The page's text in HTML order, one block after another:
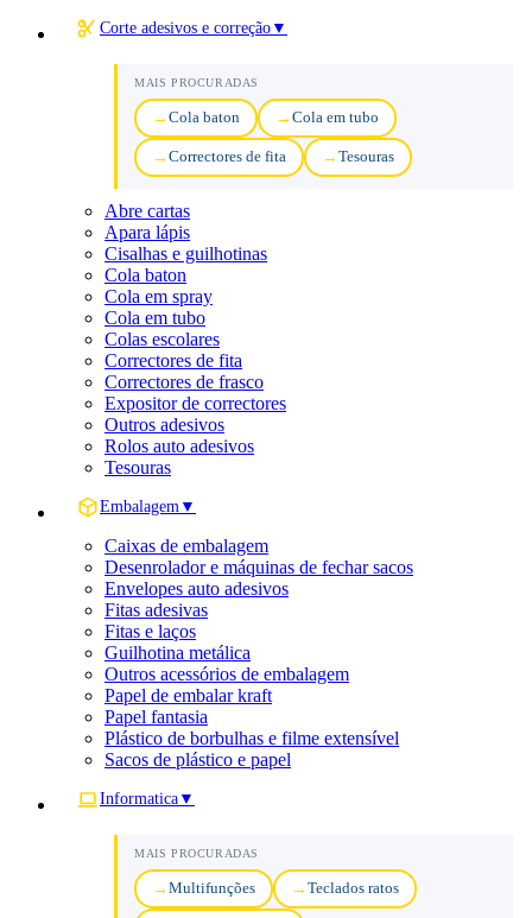
Corte adesivos e correção ▼
MAIS PROCURADAS
Cola baton Cola em tubo
Correctores de fita Tesouras
Abre cartas
Apara lápis
Cisalhas e guilhotinas
Cola baton
Cola em spray
Cola em tubo
Colas escolares
Correctores de fita
Correctores de frasco
Expositor de correctores
Outros adesivos
Rolos auto adesivos
Tesouras
Embalagem ▼
Caixas de embalagem
Desenrolador e máquinas de fechar sacos
Envelopes auto adesivos
Fitas adesivas
Fitas e laços
Guilhotina metálica
Outros acessórios de embalagem
Papel de embalar kraft
Papel fantasia
Plástico de borbulhas e filme extensível
Sacos de plástico e papel
Informatica ▼
MAIS PROCURADAS
Multifunções Teclados ratos